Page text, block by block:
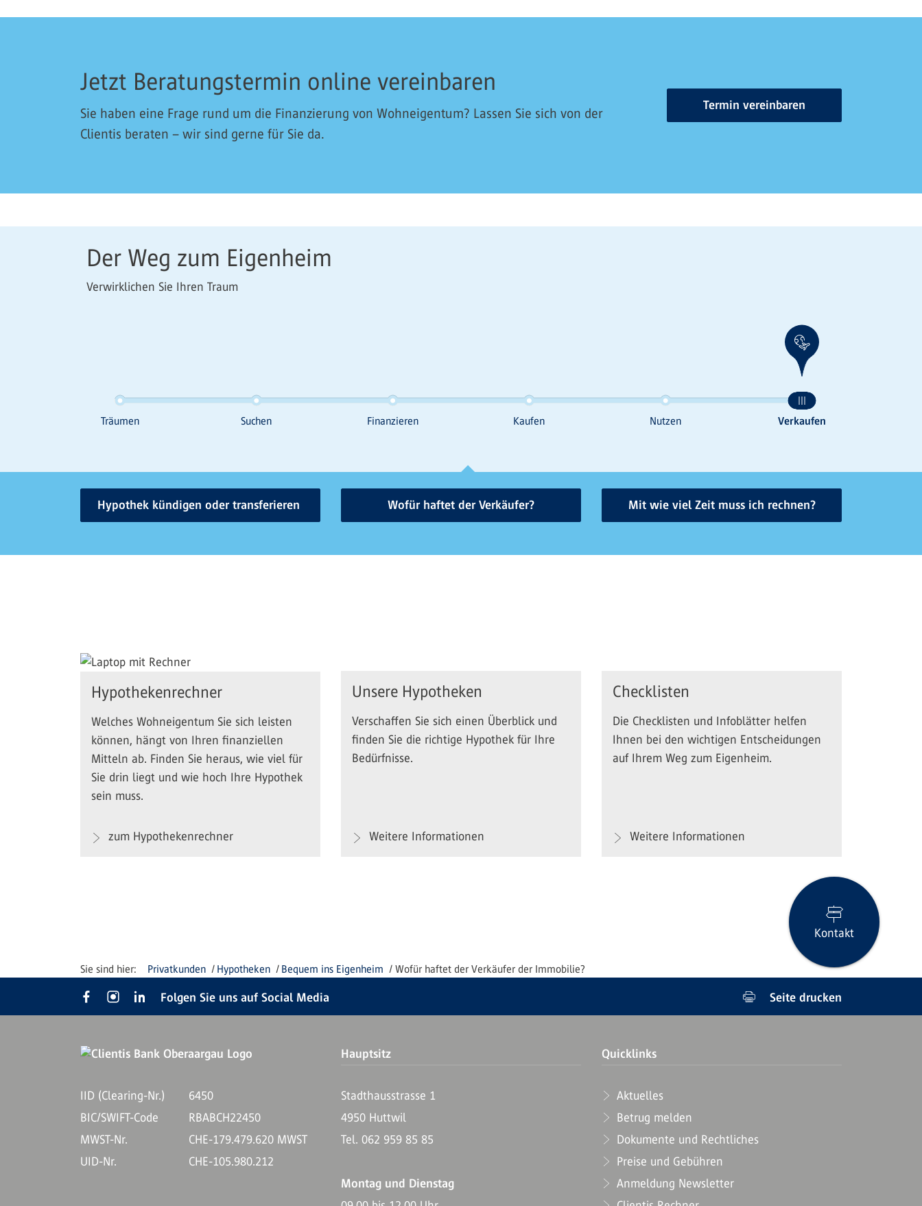
Jetzt Beratungstermin online vereinbaren
Sie haben eine Frage rund um die Finanzierung von Wohneigentum? Lassen Sie sich von der
Clientis beraten – wir sind gerne für Sie da.
Termin vereinbaren
Der Weg zum Eigenheim
Verwirklichen Sie Ihren Traum
Hypothek kündigen oder transferieren Wofür haftet der Verkäufer? Mit wie viel Zeit muss ich rechnen?
Hypothekenrechner
Welches Wohneigentum Sie sich leisten
können, hängt von Ihren finanziellen
Mitteln ab. Finden Sie heraus, wie viel für
Sie drin liegt und wie hoch Ihre Hypothek
sein muss.
zum Hypothekenrechner
Unsere Hypotheken
Verschaffen Sie sich einen Überblick und
finden Sie die richtige Hypothek für Ihre
Bedürfnisse.
Weitere Informationen
Checklisten
Die Checklisten und Infoblätter helfen
Ihnen bei den wichtigen Entscheidungen
auf Ihrem Weg zum Eigenheim.
Weitere Informationen
Privatkunden Hypotheken Bequem ins Eigenheim Wofür haftet der Verkäufer der Immobilie?
Kontakt
Folgen Sie uns auf Social Media Seite drucken
Hauptsitz Quicklinks
IID (Clearing-Nr.)
6450
BIC/SWIFT-Code
RBABCH22450
MWST-Nr.
CHE-179.479.620 MWST
UID-Nr.
CHE-105.980.212
Stadthausstrasse 1
4950 Huttwil
Tel. 062 959 85 85
Montag und Dienstag
Aktuelles
Betrug melden
Dokumente und Rechtliches
Preise und Gebühren
Anmeldung Newsletter